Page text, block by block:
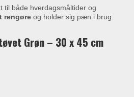
til både hverdagsmåltider og
rengøre og holder sig pæn i brug.
Grøn – 30 x 45 cm